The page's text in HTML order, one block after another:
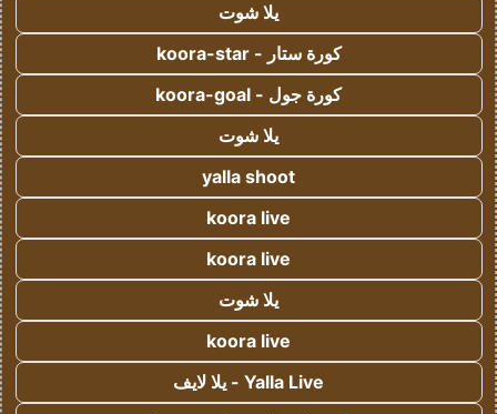
يلا شوت
كورة ستار - koora-star
كورة جول - koora-goal
يلا شوت
yalla shoot
koora live
koora live
يلا شوت
koora live
Yalla Live - يلا لايف